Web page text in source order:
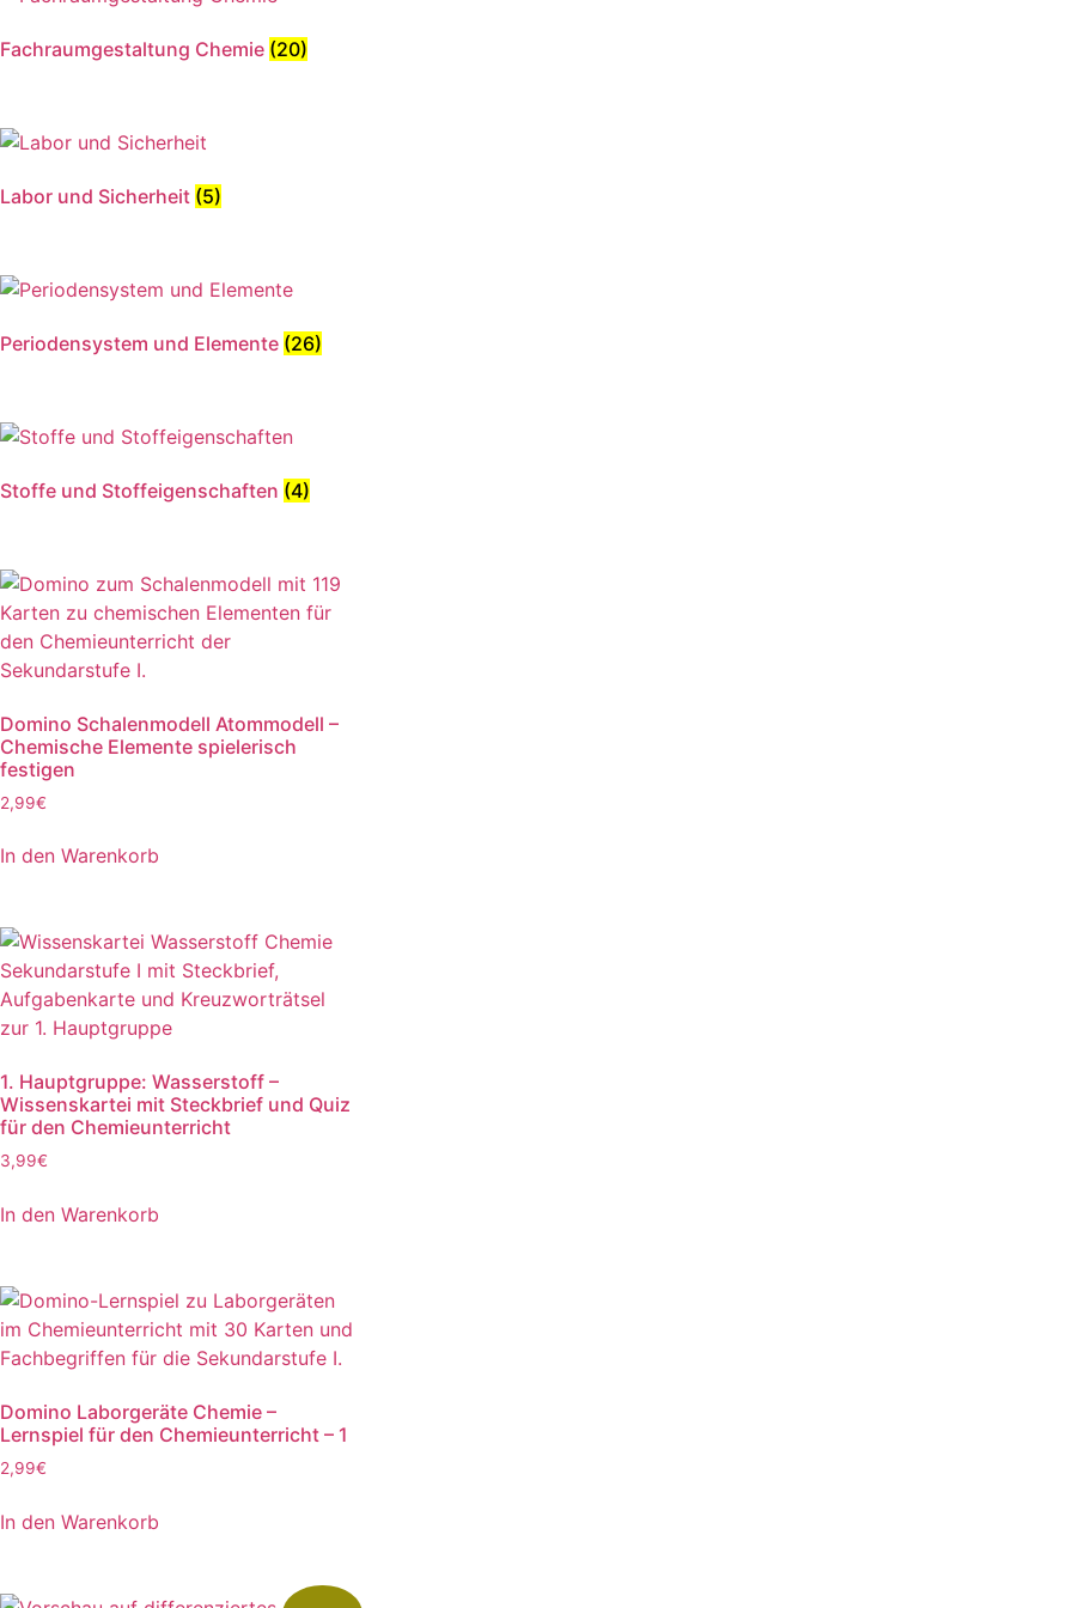
Fachraumgestaltung Chemie (20)
Labor und Sicherheit (5)
Periodensystem und Elemente (26)
Stoffe und Stoffeigenschaften (4)
Domino Schalenmodell Atommodell –
Chemische Elemente spielerisch
festigen
2,99€
In den Warenkorb
1. Hauptgruppe: Wasserstoff –
Wissenskartei mit Steckbrief und Quiz
für den Chemieunterricht
3,99€
In den Warenkorb
Domino Laborgeräte Chemie –
Lernspiel für den Chemieunterricht – 1
2,99€
In den Warenkorb